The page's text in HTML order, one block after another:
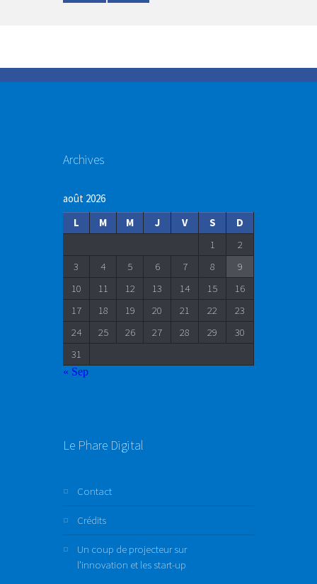
Archives
août 2026
L
M M J V S
D
1
2
3
4 5 6 7 8
9
10
11 12 13 14 15
16
17
18 19 20 21 22
23
24
25 26 27 28 29
30
31
« Sep
Le Phare Digital
Contact
Crédits
Un coup de projecteur sur
l’innovation et les start-up